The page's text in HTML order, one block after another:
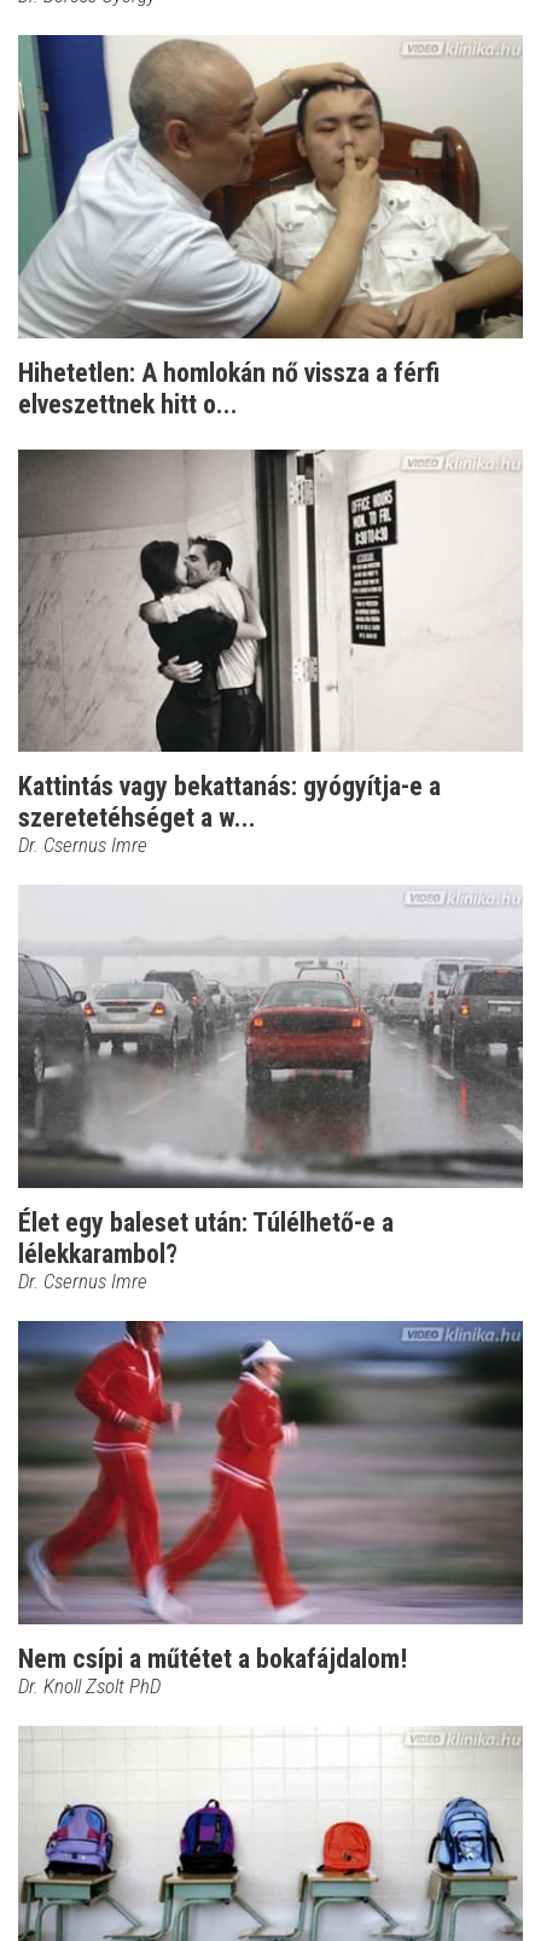
Hihetetlen: A homlokán nő vissza a férfi
elveszettnek hitt o...
Kattintás vagy bekattanás: gyógyítja-e a
szeretetéhséget a w...
Dr. Csernus Imre
Élet egy baleset után: Túlélhető-e a
lélekkarambol?
Dr. Csernus Imre
Nem csípi a műtétet a bokafájdalom!
Dr. Knoll Zsolt PhD